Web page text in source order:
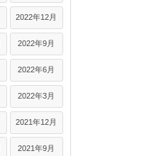
2022年12月
2022年9月
2022年6月
2022年3月
2021年12月
2021年9月